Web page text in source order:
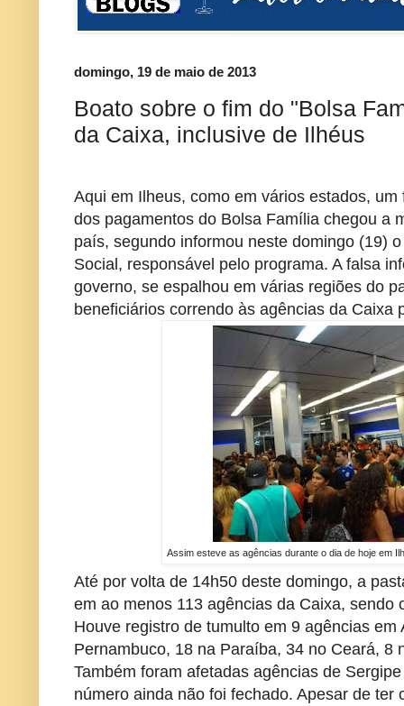
domingo, 19 de maio de 2013
Boato sobre o fim do "Bolsa
da Caixa, inclusive de Ilhéus
Aqui em Ilheus, como em vários estados,
dos pagamentos do Bolsa Família chegou a
país, segundo informou neste domingo (19)
Social, responsável pelo programa. A falsa
governo, se espalhou em várias regiões do
beneficiários correndo às agências da Caixa
Assim esteve as agências durante o dia de hoje em
Até por volta de 14h50 deste domingo, a
em ao menos 113 agências da Caixa, sendo
Houve registro de tumulto em 9 agências
Pernambuco, 18 na Paraíba, 34 no Ceará, 8
Também foram afetadas agências de
número ainda não foi fechado. Apesar de ter